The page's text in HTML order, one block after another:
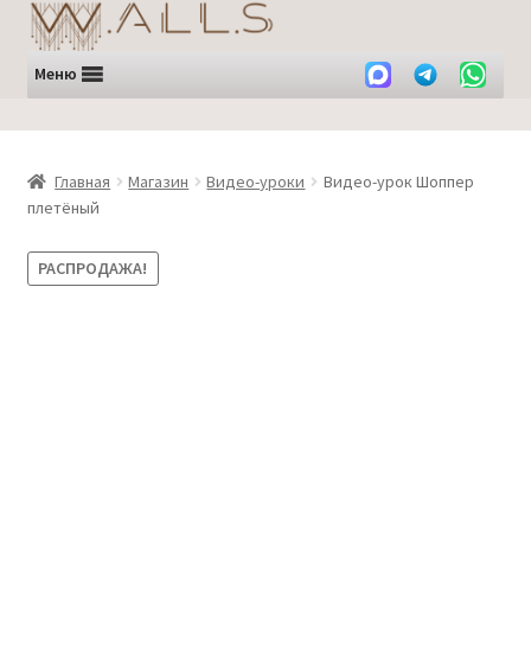
Перейти
к
навигации
Перейти
к
содержимому
Меню
Главная Магазин Видео-уроки
Видео-урок Шоппер
плетёный
РАСПРОДАЖА!